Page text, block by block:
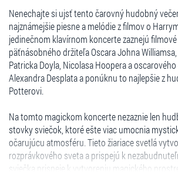
Nenechajte si ujsť tento čarovný hudobný
najznámejšie piesne a melódie z filmov o
jedinečnom klavírnom koncerte zaznejú
päťnásobného držiteľa Oscara Johna
Patricka Doyla, Nicolasa Hoopera a
Alexandra Desplata a ponúknu to najlepšie z
Potterovi.
Na tomto magickom koncerte nezaznie len
stovky sviečok, ktoré ešte viac umocnia
očarujúcu atmosféru. Tieto žiariace svetlá
rozprávkového sveta a prispejú k
sviečka prispeje k vytvoreniu magického